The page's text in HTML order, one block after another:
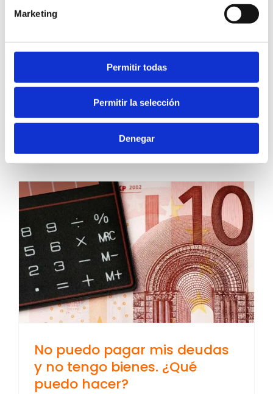
Marketing
Permitir todas
Permitir la selección
Denegar
pagar y no tengo dinero?
Oportunidad | Etiquetas:cancelacion deudas,
documentacion,requisitos
han llevado a los [...]
No puedo pagar mis deudas
y no tengo bienes. ¿Qué
puedo hacer?